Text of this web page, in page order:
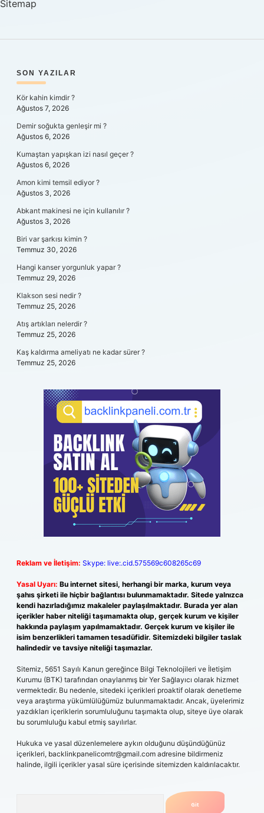
Sitemap
SIDEBAR
SON YAZILAR
Kör kahin kimdir ?
Ağustos 7, 2026
Demir soğukta genleşir mi ?
Ağustos 6, 2026
Kumaştan yapışkan izi nasıl geçer ?
Ağustos 6, 2026
Amon kimi temsil ediyor ?
Ağustos 3, 2026
Abkant makinesi ne için kullanılır ?
Ağustos 3, 2026
Biri var şarkısı kimin ?
Temmuz 30, 2026
Hangi kanser yorgunluk yapar ?
Temmuz 29, 2026
Klakson sesi nedir ?
Temmuz 25, 2026
Atış artıkları nelerdir ?
Temmuz 25, 2026
Kaş kaldırma ameliyatı ne kadar sürer ?
Temmuz 25, 2026
Reklam ve İletişim: Skype: live:.cid.575569c608265c69
Yasal Uyarı: Bu internet sitesi, herhangi bir marka, kurum veya
şahıs şirketi ile hiçbir bağlantısı bulunmamaktadır. Sitede yalnızca
kendi hazırladığımız makaleler paylaşılmaktadır. Burada yer alan
içerikler haber niteliği taşımamakta olup, gerçek kurum ve kişiler
hakkında paylaşım yapılmamaktadır. Gerçek kurum ve kişiler ile
isim benzerlikleri tamamen tesadüfidir. Sitemizdeki bilgiler taslak
halindedir ve tavsiye niteliği taşımazlar.
Sitemiz, 5651 Sayılı Kanun gereğince Bilgi Teknolojileri ve İletişim
Kurumu (BTK) tarafından onaylanmış bir Yer Sağlayıcı olarak hizmet
vermektedir. Bu nedenle, sitedeki içerikleri proaktif olarak denetleme
veya araştırma yükümlülüğümüz bulunmamaktadır. Ancak, üyelerimiz
yazdıkları içeriklerin sorumluluğunu taşımakta olup, siteye üye olarak
bu sorumluluğu kabul etmiş sayılırlar.
Hukuka ve yasal düzenlemelere aykırı olduğunu düşündüğünüz
içerikleri, backlinkpanelicomtr@gmail.com adresine bildirmeniz
halinde, ilgili içerikler yasal süre içerisinde sitemizden kaldırılacaktır.